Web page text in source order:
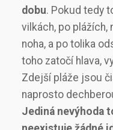
dobu. Pokud tedy
vilkách, po plážích,
noha, a po tolika
toho zatočí hlava,
Zdejší pláže jsou
naprosto
Jediná nevýhoda